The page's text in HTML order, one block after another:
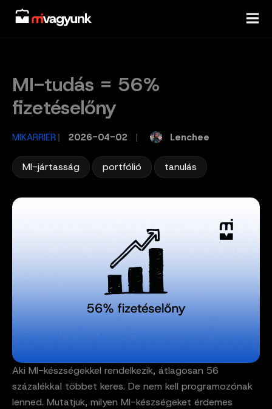
Skip
content
MI-tudás = 56%
fizetéselőny
MIKARRIER / 2026-04-02 Lenchee
MI-jártasság portfólió tanulás
Aki MI-készségekkel rendelkezik, átlagosan 56
százalékkal többet keres. De nem kell programozónak
lenned. Mutatjuk, milyen MI-készségeket érdemes